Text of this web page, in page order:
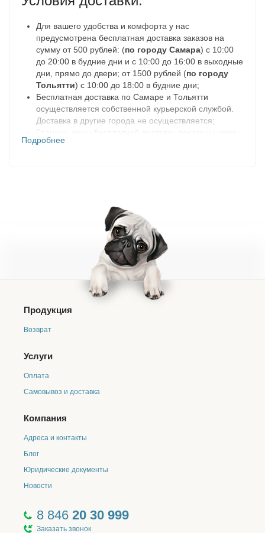
Для вашего удобства и комфорта у нас
предусмотрена бесплатная доставка заказов на
сумму от 500 рублей: (по городу Самара) с 10:00
до 20:00 в будние дни и с 10:00 до 16:00 в выходные
дни, прямо до двери; от 1500 рублей (по городу
Тольятти) с 10:00 до 18:00 в будние дни;
Бесплатная доставка по Самаре и Тольятти
осуществляется собственной курьерской службой.
Доставка в другие города не осуществляется;
Границы зоны бесплатной доставки показаны ниже
на карте в разделе «География доставок»;
течении этого времени, нам не удастся с вами
связаться, заказ будет отменен;
При оформлении заказа на доставку вам
предоставляется два варианта формы оплаты
(наличными средствами курьеру в день получения
заказа, либо онлайн оплата после подтверждения
Смена формы оплаты возможна не
позднее, чем за сутки до даты получения заказа.
В ином случае, мы вынуждены будем перенести
Если курьер в течении 15 минут после прибытия на
вручить ваш заказ, то доставка будет осуществлена
интернет-магазина в другой день;
Чтобы внести изменения в состав заказа или
удобным для вас способом:
1 голосового меню).
Ближайшая дата доставки: по городу Самара - день
оформления и обработки заказа (обработка заказов
субботу с 10:00 до 18:00 и в воскресенье с 10:00 до
17:00). Доставка заказов осуществляется со склада
Подробнее
Продукция
Возврат
Услуги
Оплата
Самовывоз и доставка
Компания
Адреса и контакты
Блог
Юридические документы
Новости
8 846 20 30 999
Заказать звонок